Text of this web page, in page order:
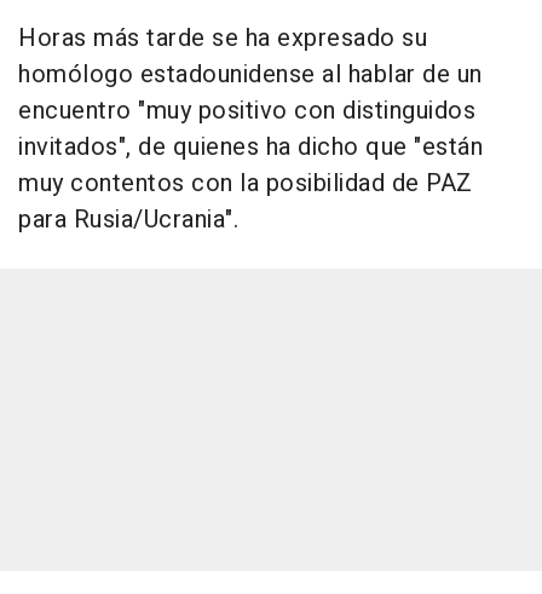
Horas más tarde se ha expresado su
homólogo estadounidense al hablar de un
encuentro "muy positivo con distinguidos
invitados", de quienes ha dicho que "están
muy contentos con la posibilidad de PAZ
para Rusia/Ucrania".